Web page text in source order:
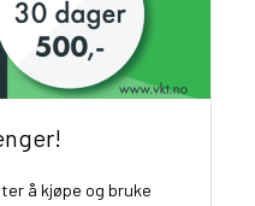
å kjøpe og bruke